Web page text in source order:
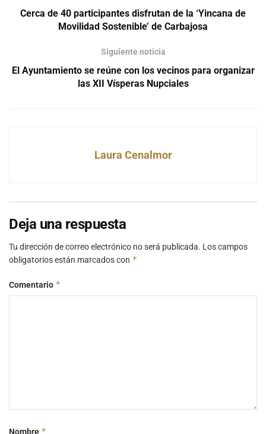
Cerca de 40 participantes disfrutan de la ‘Yincana de
Movilidad Sostenible’ de Carbajosa
Siguiente noticia
El Ayuntamiento se reúne con los vecinos para organizar
las XII Vísperas Nupciales
Laura Cenalmor
Deja una respuesta
Tu dirección de correo electrónico no será publicada. Los campos
obligatorios están marcados con *
Comentario *
Nombre *